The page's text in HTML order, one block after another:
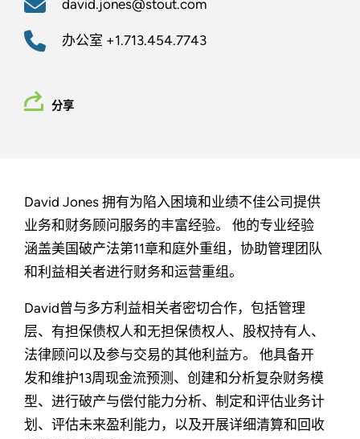
david.jones@stout.com
办公室 +1.713.454.7743
分享
David Jones 拥有为陷入困境和业绩不佳公司提供
业务和财务顾问服务的丰富经验。 他的专业经验
涵盖美国破产法第11章和庭外重组，协助管理团队
和利益相关者进行财务和运营重组。
David曾与多方利益相关者密切合作，包括管理
层、有担保债权人和无担保债权人、股权持有人、
法律顾问以及参与交易的其他利益方。 他具备开
发和维护13周现金流预测、创建和分析复杂财务模
型、进行破产与偿付能力分析、制定和评估业务计
划、评估未来盈利能力，以及开展详细清算和回收